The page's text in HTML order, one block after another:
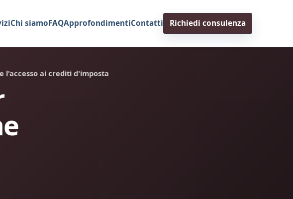
Chi siamoFAQApprofondimentiContatti Richiedi consulenza
l'accesso ai crediti d'imposta